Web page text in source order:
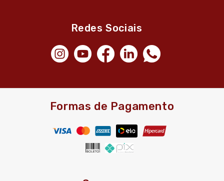
Redes Sociais
Formas de Pagamento